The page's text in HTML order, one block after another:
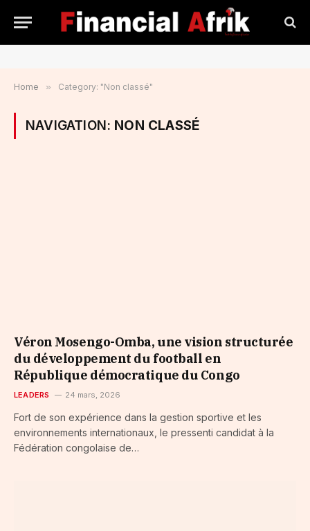
Home » Category: "Non classé"
NAVIGATION: NON CLASSÉ
Véron Mosengo-Omba, une vision structurée
du développement du football en
République démocratique du Congo
LEADERS 24 mars, 2026
Fort de son expérience dans la gestion sportive et les
environnements internationaux, le pressenti candidat à la
Fédération congolaise de…